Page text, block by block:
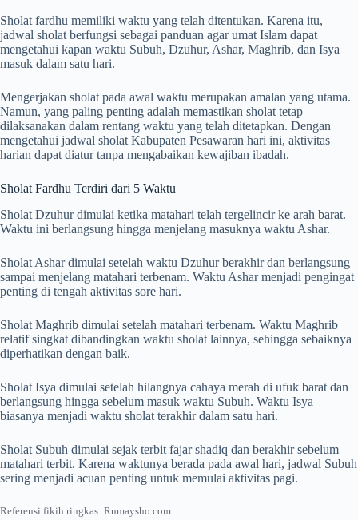
Sholat fardhu memiliki waktu yang telah ditentukan. Karena itu,
jadwal sholat berfungsi sebagai panduan agar umat Islam dapat
mengetahui kapan waktu Subuh, Dzuhur, Ashar, Maghrib, dan Isya
masuk dalam satu hari.
Mengerjakan sholat pada awal waktu merupakan amalan yang utama.
Namun, yang paling penting adalah memastikan sholat tetap
dilaksanakan dalam rentang waktu yang telah ditetapkan. Dengan
mengetahui jadwal sholat Kabupaten Pesawaran hari ini, aktivitas
harian dapat diatur tanpa mengabaikan kewajiban ibadah.
Sholat Fardhu Terdiri dari 5 Waktu
Sholat Dzuhur dimulai ketika matahari telah tergelincir ke arah barat.
Waktu ini berlangsung hingga menjelang masuknya waktu Ashar.
Sholat Ashar dimulai setelah waktu Dzuhur berakhir dan berlangsung
sampai menjelang matahari terbenam. Waktu Ashar menjadi pengingat
penting di tengah aktivitas sore hari.
Sholat Maghrib dimulai setelah matahari terbenam. Waktu Maghrib
relatif singkat dibandingkan waktu sholat lainnya, sehingga sebaiknya
diperhatikan dengan baik.
Sholat Isya dimulai setelah hilangnya cahaya merah di ufuk barat dan
berlangsung hingga sebelum masuk waktu Subuh. Waktu Isya
biasanya menjadi waktu sholat terakhir dalam satu hari.
Sholat Subuh dimulai sejak terbit fajar shadiq dan berakhir sebelum
matahari terbit. Karena waktunya berada pada awal hari, jadwal Subuh
sering menjadi acuan penting untuk memulai aktivitas pagi.
Referensi fikih ringkas: Rumaysho.com